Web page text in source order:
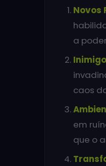
Novos
a
caos
em
que o